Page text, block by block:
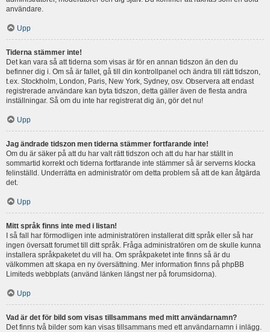
användare.
Upp
Tiderna stämmer inte!
Det kan vara så att tiderna som visas är för en annan tidszon än den du
befinner dig i. Om så är fallet, gå till din kontrollpanel och ändra till rätt tidszon,
t.ex. Stockholm, London, Paris, New York, Sydney, osv. Observera att endast
registrerade användare kan byta tidszon, detta gäller även de flesta andra
inställningar. Så om du inte har registrerat dig än, gör det nu!
Upp
Jag ändrade tidszon men tiderna stämmer fortfarande inte!
Om du är säker på att du har valt rätt tidszon och att du har har ställt in
sommartid korrekt och tiderna fortfarande inte stämmer så är serverns klocka
felinställd. Underrätta en administratör om detta problem så att de kan åtgärda
det.
Upp
Mitt språk finns inte med i listan!
I så fall har förmodligen inte administratören installerat ditt språk eller så har
ingen översatt forumet till ditt språk. Fråga administratören om de skulle kunna
installera språkpaketet du vill ha. Om språkpaketet inte finns så är du
välkommen att skapa en ny översättning. Mer information finns på phpBB
Limiteds webbplats (använd länken längst ner på forumsidorna).
Upp
Vad är det för bild som visas tillsammans med mitt användarnamn?
Det finns två bilder som kan visas tillsammans med ett användarnamn i inlägg.